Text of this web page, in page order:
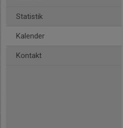
Statistik
Kalender
Kontakt